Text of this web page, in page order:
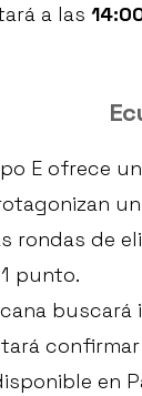
a las
E ofrece
rondas de
punto.
en